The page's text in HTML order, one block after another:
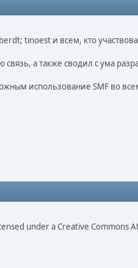
tinoest и всем, кто
а также сводил с ума
использование SMF во
under a Creative Commons